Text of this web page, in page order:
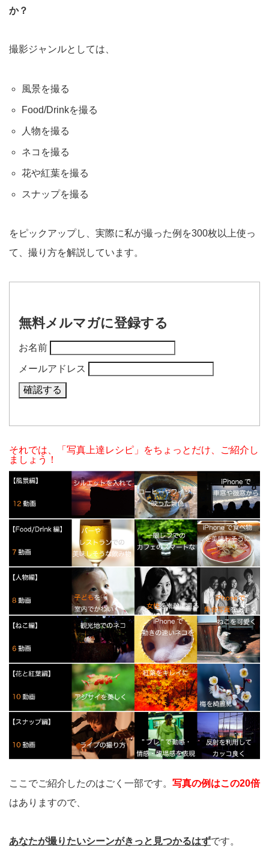
か？
撮影ジャンルとしては、
風景を撮る
Food/Drinkを撮る
人物を撮る
ネコを撮る
花や紅葉を撮る
スナップを撮る
をピックアップし、実際に私が撮った例を300枚以上使っ
て、撮り方を解説しています。
無料メルマガに登録する
お名前
メールアドレス
それでは、「写真上達レシピ」をちょっとだけ、ご紹介し
ましょう！
ここでご紹介したのはごく一部です。 写真の例はこの20倍
はありますので、
あなたが撮りたいシーンがきっと見つかるはずです。